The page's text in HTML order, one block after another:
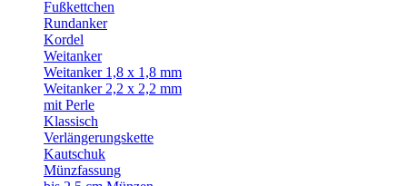
Fußkettchen
Rundanker
Kordel
Weitanker
Weitanker 1,8 x 1,8 mm
Weitanker 2,2 x 2,2 mm
mit Perle
Klassisch
Verlängerungskette
Kautschuk
Münzfassung